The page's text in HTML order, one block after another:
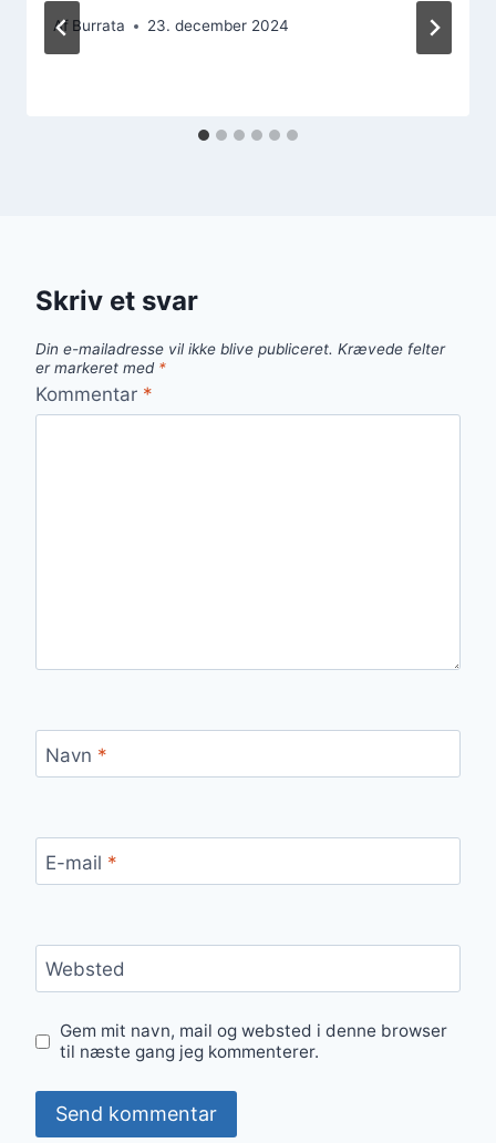
Af Burrata 23. december 2024
Skriv et svar
Din e-mailadresse vil ikke blive publiceret. Krævede felter
er markeret med *
Kommentar *
Navn *
E-mail *
Websted
Gem mit navn, mail og websted i denne browser
til næste gang jeg kommenterer.